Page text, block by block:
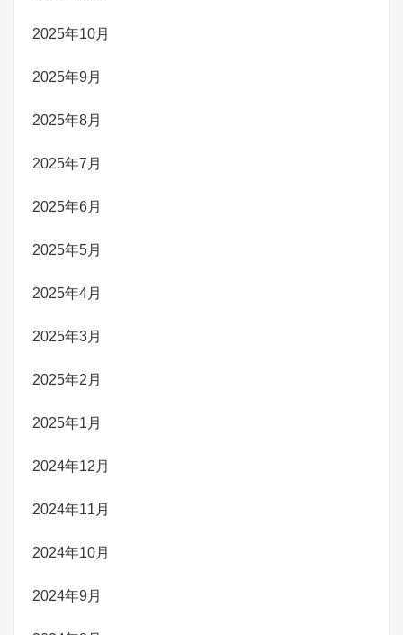
2025年10月
2025年9月
2025年8月
2025年7月
2025年6月
2025年5月
2025年4月
2025年3月
2025年2月
2025年1月
2024年12月
2024年11月
2024年10月
2024年9月